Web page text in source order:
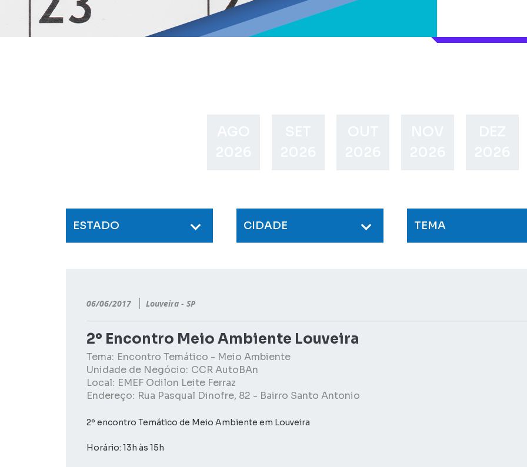
ESTADO CIDADE TEMA
06/06/2017 Louveira - SP
2º Encontro Meio Ambiente Louveira
Tema: Encontro Temático - Meio Ambiente
Unidade de Negócio: CCR AutoBAn
Local: EMEF Odilon Leite Ferraz
Endereço: Rua Pasqual Dinofre, 82 - Bairro Santo Antonio
2º encontro Temático de Meio Ambiente em Louveira
Horário: 13h às 15h